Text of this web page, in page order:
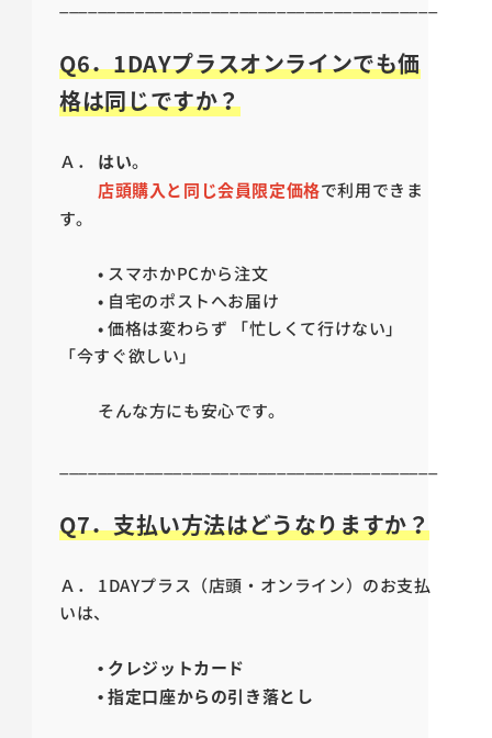
Q6．1DAYプラスオンラインでも価
格は同じですか？
Ａ． はい。
店頭購入と同じ会員限定価格で利用できま
す。
• スマホかPCから注文
• 自宅のポストへお届け
• 価格は変わらず 「忙しくて行けない」
「今すぐ欲しい」
そんな方にも安心です。
Q7．支払い方法はどうなりますか？
Ａ． 1DAYプラス（店頭・オンライン）のお支払
いは、
• クレジットカード
• 指定口座からの引き落とし